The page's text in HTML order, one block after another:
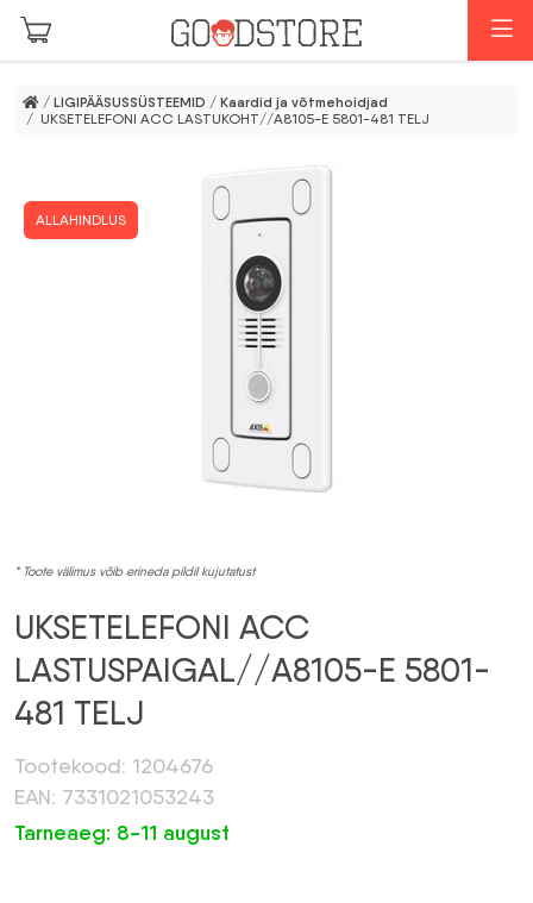
Skip to main content
/ LIGIPÄÄSUSSÜSTEEMID / Kaardid ja võtmehoidjad
/ UKSETELEFONI ACC LASTUKOHT//A8105-E 5801-481 TELJ
ALLAHINDLUS
* Toote välimus võib erineda pildil kujutatust
UKSETELEFONI ACC
LASTUSPAIGAL//A8105-E 5801-
481 TELJ
Tootekood: 1204676
EAN: 7331021053243
Tarneaeg: 8-11 august